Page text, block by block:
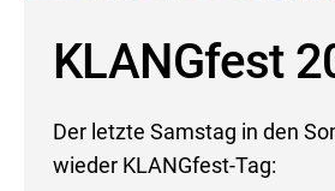
KLANGfest